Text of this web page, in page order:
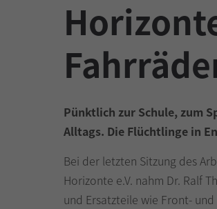
Pünktlich zur Schule, zum
Alltags. Die Flüchtlinge in
Bei der letzten Sitzung des
Horizonte e.V. nahm Dr. Ralf
und Ersatzteile wie Front-